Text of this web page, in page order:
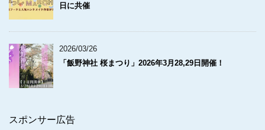
日に共催
2026/03/26
「飯野神社 桜まつり」2026年3月28,29日開催！
スポンサー広告